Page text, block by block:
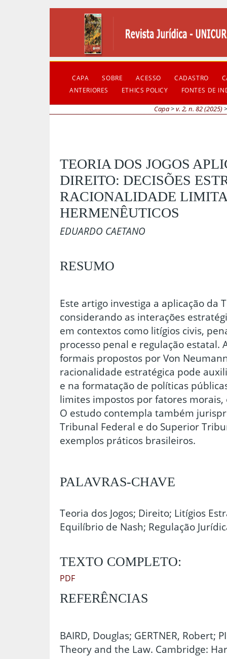
CAPA SOBRE ACESSO CADASTRO
ANTERIORES
ETHICS POLICY FONTES DE
Capa>v. 2, n. 82 (2025)
TEORIA DOS JOGOS
DIREITO: DECISÕES
RACIONALIDADE
HERMENÊUTICOS
EDUARDO CAETANO
RESUMO
Este artigo investiga a aplicação da
considerando as interações
em contextos como litígios civis,
processo penal e regulação estatal.
formais propostos por Von
racionalidade estratégica pode
e na formatação de políticas
limites impostos por fatores
O estudo contempla também
Tribunal Federal e do Superior
exemplos práticos brasileiros.
PALAVRAS-CHAVE
Teoria dos Jogos; Direito; Litígios
Equilíbrio de Nash; Regulação
TEXTO COMPLETO:
PDF
REFERÊNCIAS
BAIRD, Douglas; GERTNER, Robert;
Theory and the Law. Cambridge: